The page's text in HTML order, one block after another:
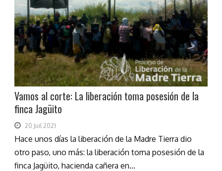
Vamos al corte: La liberación toma posesión de la
finca Jagüito
20 Juil 2021
Hace unos días la liberación de la Madre Tierra dio
otro paso, uno más: la liberación toma posesión de la
finca Jagüito, hacienda cañera en...